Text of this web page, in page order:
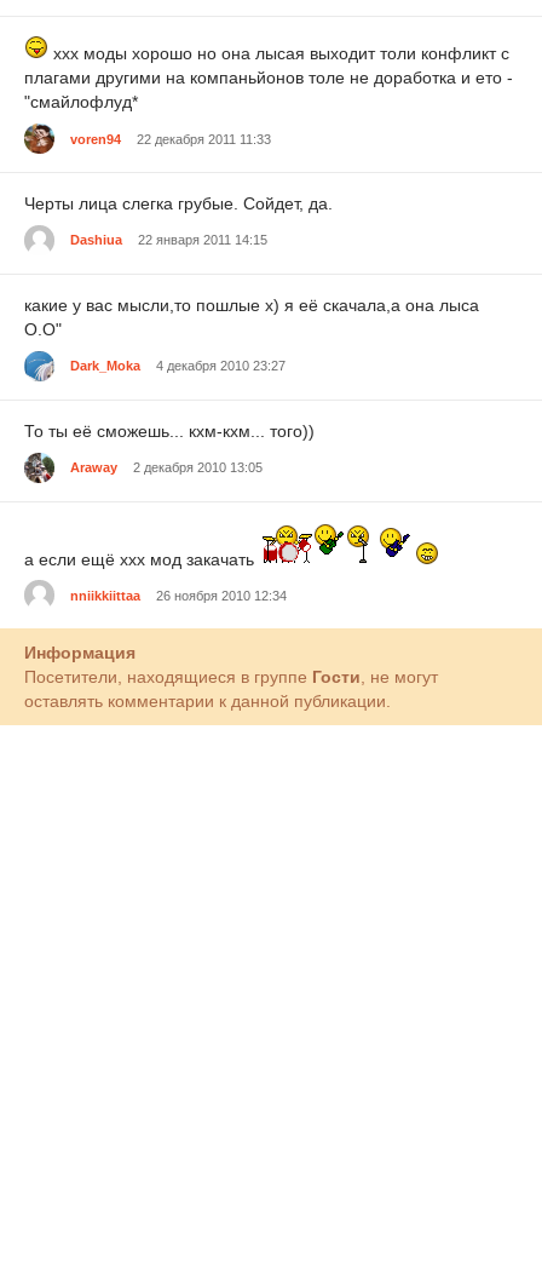
ххх моды хорошо но она лысая выходит толи конфликт с
плагами другими на компаньйонов толе не доработка и ето -
"смайлофлуд*
voren94 22 декабря 2011 11:33
Черты лица слегка грубые. Сойдет, да.
Dashiua 22 января 2011 14:15
какие у вас мысли,то пошлые х) я её скачала,а она лыса
О.О"
Dark_Moka 4 декабря 2010 23:27
То ты её сможешь... кхм-кхм... того))
Araway 2 декабря 2010 13:05
а если ещё xxx мод закачать
nniikkiittaa 26 ноября 2010 12:34
Информация
Посетители, находящиеся в группе Гости, не могут
оставлять комментарии к данной публикации.